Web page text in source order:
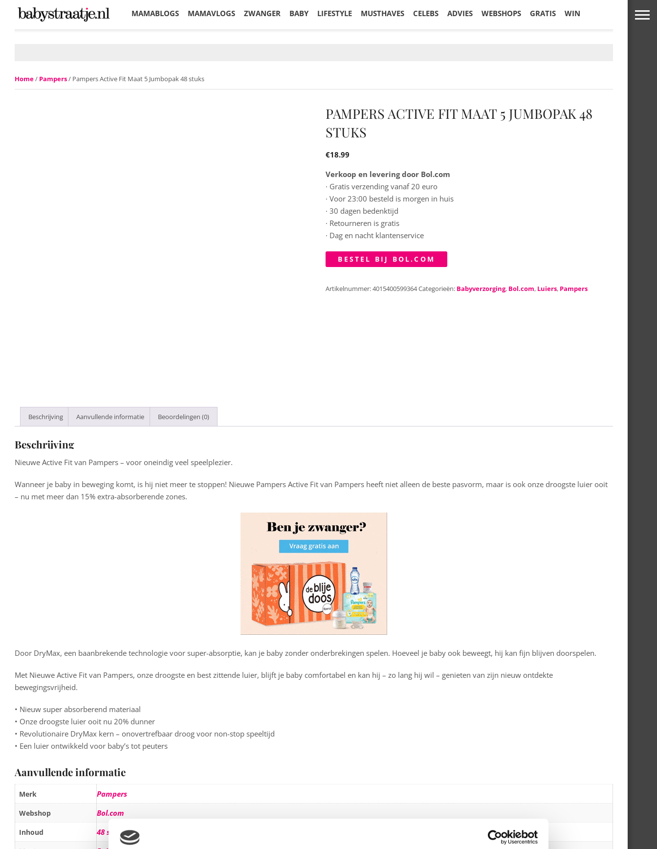
MAMABLOGS MAMAVLOGS ZWANGER BABY LIFESTYLE MUSTHAVES CELEBS ADVIES WEBSHOPS GRATIS WIN
Home/ Pampers/ Pampers Active Fit Maat 5 Jumbopak 48 stuks
PAMPERS ACTIVE FIT MAAT 5 JUMBOPAK 48
STUKS
€18.99
Verkoop en levering door Bol.com
· Gratis verzending vanaf 20 euro
· Voor 23:00 besteld is morgen in huis
· 30 dagen bedenktijd
· Retourneren is gratis
· Dag en nacht klantenservice
BESTEL BIJ BOL.COM
Artikelnummer:4015400599364Categorieën: Babyverzorging, Bol.com, Luiers, Pampers
Beschrijving Aanvullende informatie Beoordelingen (0)
Beschrijving
Nieuwe Active Fit van Pampers – voor oneindig veel speelplezier.
Wanneer je baby in beweging komt, is hij niet meer te stoppen! Nieuwe Pampers Active Fit van Pampers heeft niet alleen de beste pasvorm, maar is ook onze droogste luier ooit
– nu met meer dan 15% extra-absorberende zones.
Door DryMax, een baanbrekende technologie voor super-absorptie, kan je baby zonder onderbrekingen spelen. Hoeveel je baby ook beweegt, hij kan fijn blijven doorspelen.
Met Nieuwe Active Fit van Pampers, onze droogste en best zittende luier, blijft je baby comfortabel en kan hij – zo lang hij wil – genieten van zijn nieuw ontdekte
bewegingsvrijheid.
• Nieuw super absorberend materiaal
• Onze droogste luier ooit nu 20% dunner
• Revolutionaire DryMax kern – onovertrefbaar droog voor non-stop speeltijd
• Een luier ontwikkeld voor baby’s tot peuters
Aanvullende informatie
Merk Pampers
Webshop Bol.com
Inhoud 48 stuks